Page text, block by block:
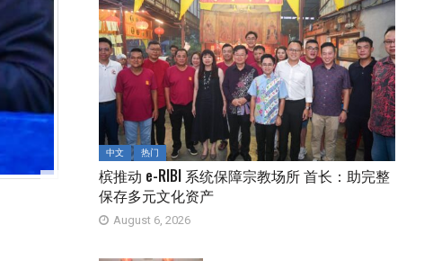
中文 热门
槟推动 e-RIBI 系统保障宗教场所 首长：助完整
保存多元文化资产
August 6, 2026